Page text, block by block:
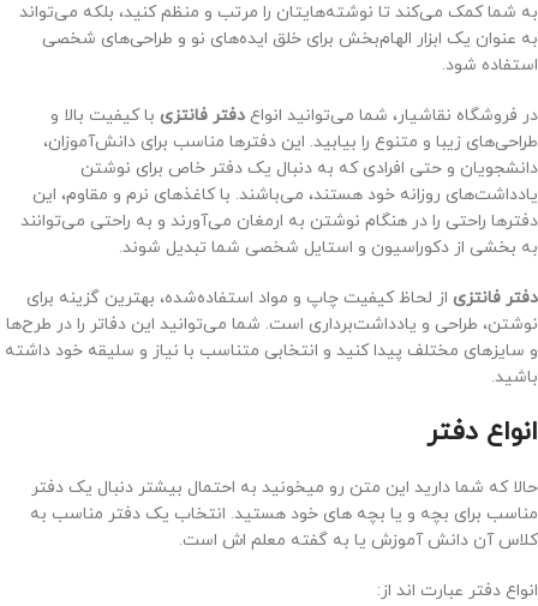
به شما کمک می‌کند تا نوشته‌هایتان را مرتب و منظم کنید، بلکه می‌تواند
به عنوان یک ابزار الهام‌بخش برای خلق ایده‌های نو و طراحی‌های شخصی
استفاده شود.
در فروشگاه نقاشیار، شما می‌توانید انواع دفتر فانتزی با کیفیت بالا و
طراحی‌های زیبا و متنوع را بیابید. این دفترها مناسب برای دانش‌آموزان،
دانشجویان و حتی افرادی که به دنبال یک دفتر خاص برای نوشتن
یادداشت‌های روزانه خود هستند، می‌باشند. با کاغذهای نرم و مقاوم، این
دفترها راحتی را در هنگام نوشتن به ارمغان می‌آورند و به راحتی می‌توانند
به بخشی از دکوراسیون و استایل شخصی شما تبدیل شوند.
دفتر فانتزی از لحاظ کیفیت چاپ و مواد استفاده‌شده، بهترین گزینه برای
نوشتن، طراحی و یادداشت‌برداری است. شما می‌توانید این دفاتر را در طرح‌ها
و سایزهای مختلف پیدا کنید و انتخابی متناسب با نیاز و سلیقه خود داشته
باشید.
انواع دفتر
حالا که شما دارید این متن رو میخونید به احتمال بیشتر دنبال یک دفتر
مناسب برای بچه و یا بچه های خود هستید. انتخاب یک دفتر مناسب به
کلاس آن دانش آموزش یا به گفته معلم اش است.
انواع دفتر عبارت اند از: